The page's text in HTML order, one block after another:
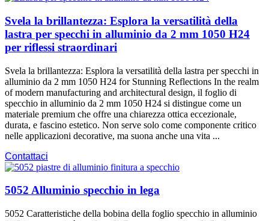
Svela la brillantezza: Esplora la versatilità della
lastra per specchi in alluminio da 2 mm 1050 H24
per riflessi straordinari
Svela la brillantezza: Esplora la versatilità della lastra per specchi in
alluminio da 2 mm 1050 H24 for Stunning Reflections In the realm
of modern manufacturing and architectural design, il foglio di
specchio in alluminio da 2 mm 1050 H24 si distingue come un
materiale premium che offre una chiarezza ottica eccezionale,
durata, e fascino estetico. Non serve solo come componente critico
nelle applicazioni decorative, ma suona anche una vita ...
Contattaci
5052 Alluminio specchio in lega
5052 Caratteristiche della bobina della foglio specchio in alluminio